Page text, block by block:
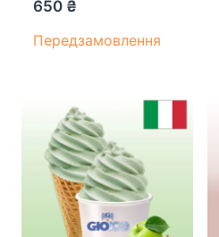
650 ₴
Передзамовлення